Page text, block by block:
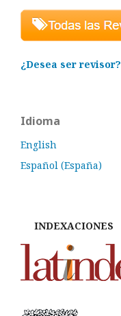
¿Desea ser revisor?
Idioma
English
Español (España)
INDEXACIONES